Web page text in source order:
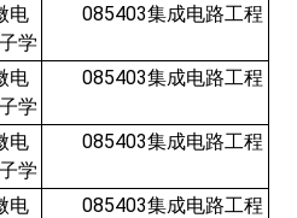
电
学
085403集成电路工程
电
学
085403集成电路工程
电
学
085403集成电路工程
电
085403集成电路工程